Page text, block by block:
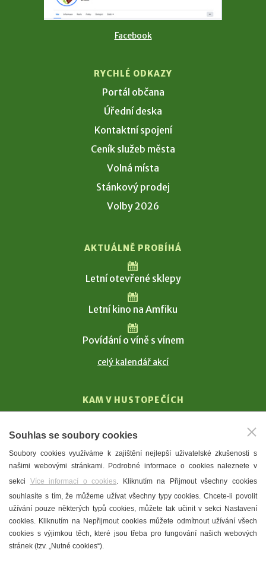
Facebook
RYCHLÉ ODKAZY
Portál občana
Úřední deska
Kontaktní spojení
Ceník služeb města
Volná místa
Stánkový prodej
Volby 2026
AKTUÁLNĚ PROBÍHÁ
Letní otevřené sklepy
Letní kino na Amfiku
Povídání o víně s vínem
celý kalendář akcí
KAM V HUSTOPEČÍCH
T. G. Masaryk
Mandloně
Ubytování
Restaurace
Městské muzeum a galerie
Denní meníčka
Souhlas se soubory cookies
Soubory cookies využíváme k zajištění nejlepší uživatelské zkušenosti s
našimi webovými stránkami. Podrobné informace o cookies naleznete v
sekci Více informací o cookies. Kliknutím na Přijmout všechny cookies
souhlasíte s tím, že můžeme užívat všechny typy cookies. Chcete-li povolit
užívání pouze některých typů cookies, můžete tak učinit v sekci Nastavení
cookies. Kliknutím na Nepřijmout cookies můžete odmítnout užívání všech
cookies s výjimkou těch, které jsou třeba pro fungování našich webových
stránek (tzv. „Nutné cookies“).